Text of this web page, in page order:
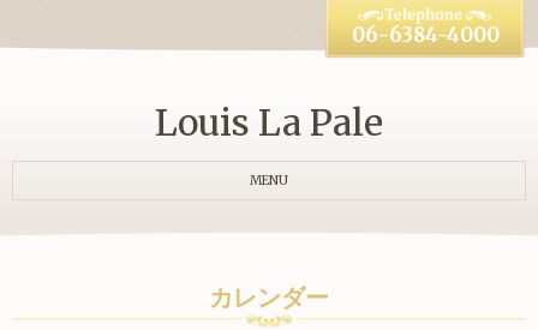
Louis La Pale
06-6384-4000
MENU
カレンダー